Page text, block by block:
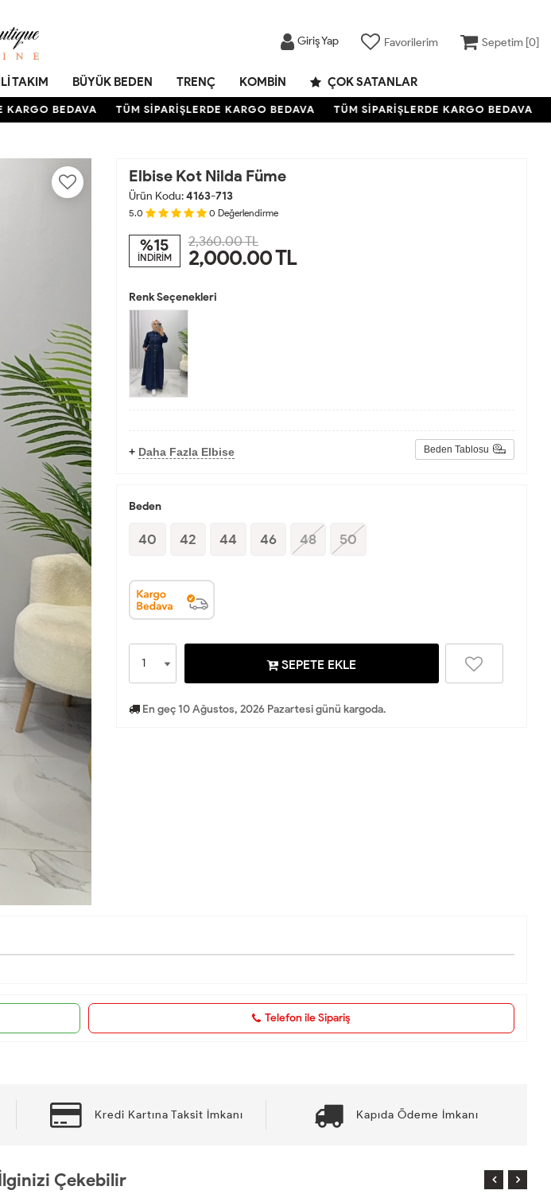
Giriş Yap Favorilerim Sepetim [0]
TAKIM BÜYÜK BEDEN TRENÇ KOMBIN ÇOK SATANLAR
BEDAVA TÜM SİPARİŞLERDE KARGO BEDAVA TÜM SİPARİŞLERDE KARGO BEDAVA
Elbise Kot Nilda Füme
Ürün Kodu:4163-713
5.0 0 Değerlendirme
%15
İNDİRİM
2,360.00 TL
2,000.00TL
Renk Seçenekleri
+ Daha Fazla Elbise Beden Tablosu
Beden
40 42 44 46 48 50
SEPETE EKLE
En geç 10 Ağustos, 2026 Pazartesi günü kargoda.
Telefon ile Sipariş
Kredi Kartına Taksit İmkanı Kapıda Ödeme İmkanı
Çekebilir